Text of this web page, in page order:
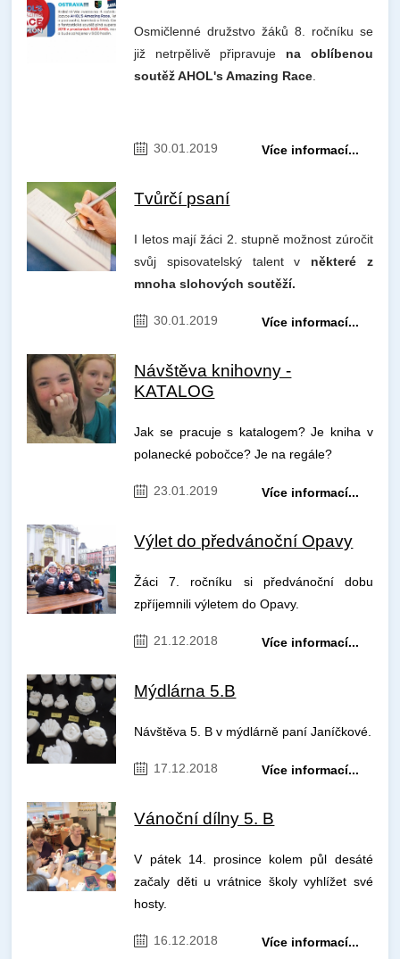
Osmičlenné družstvo žáků 8. ročníku se
již netrpělivě připravuje na oblíbenou
soutěž AHOL's Amazing Race.
30.01.2019 Více informací...
Tvůrčí psaní
I letos mají žáci 2. stupně možnost zúročit
svůj spisovatelský talent v některé z
mnoha slohových soutěží.
30.01.2019 Více informací...
Návštěva knihovny -
KATALOG
Jak se pracuje s katalogem? Je kniha v
polanecké pobočce? Je na regále?
23.01.2019 Více informací...
Výlet do předvánoční Opavy
Žáci 7. ročníku si předvánoční dobu
zpříjemnili výletem do Opavy.
21.12.2018 Více informací...
Mýdlárna 5.B
Návštěva 5. B v mýdlárně paní Janíčkové.
17.12.2018 Více informací...
Vánoční dílny 5. B
V pátek 14. prosince kolem půl desáté
začaly děti u vrátnice školy vyhlížet své
hosty.
16.12.2018 Více informací...